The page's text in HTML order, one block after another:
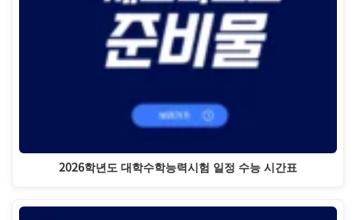
2026학년도 대학수학능력시험 일정 수능 시간표